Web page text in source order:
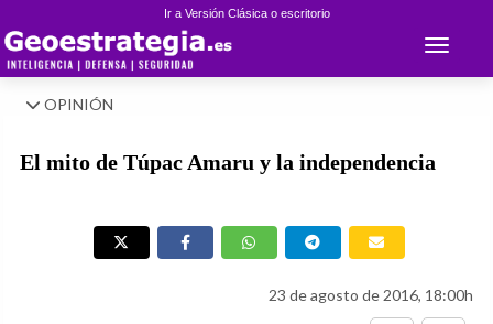
Ir a Versión Clásica o escritorio
Toggle
OPINIÓN
El mito de Túpac Amaru y la independencia
23 de agosto de 2016, 18:00h